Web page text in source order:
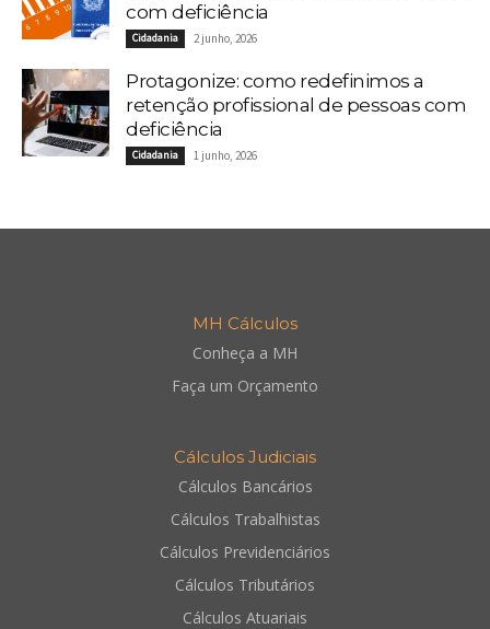
com deficiência
Cidadania 2 junho, 2026
Protagonize: como redefinimos a
retenção profissional de pessoas com
deficiência
Cidadania 1 junho, 2026
MH Cálculos
Conheça a MH
Faça um Orçamento
Cálculos Judiciais
Cálculos Bancários
Cálculos Trabalhistas
Cálculos Previdenciários
Cálculos Tributários
Cálculos Atuariais